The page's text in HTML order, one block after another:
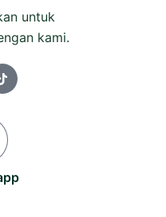
untuk
kami.